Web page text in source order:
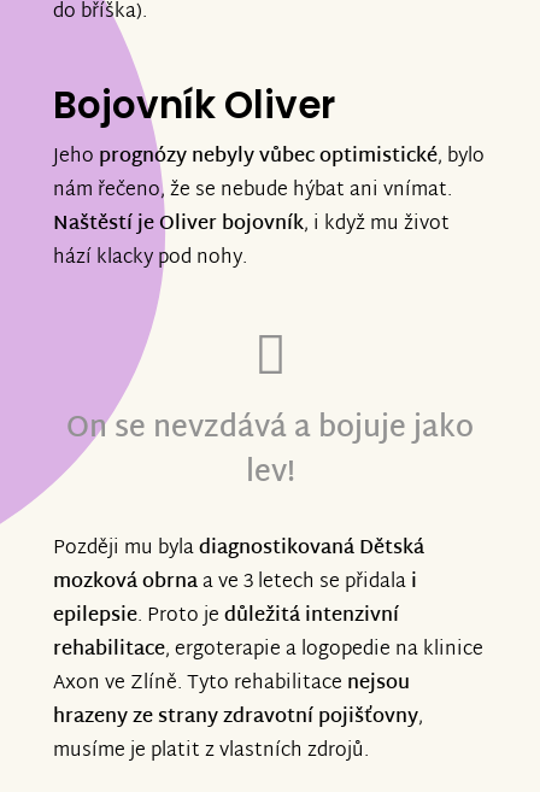
do bříška).
Bojovník Oliver
Jeho prognózy nebyly vůbec optimistické, bylo
nám řečeno, že se nebude hýbat ani vnímat.
Naštěstí je Oliver bojovník, i když mu život
hází klacky pod nohy.
On se nevzdává a bojuje jako
lev!
Později mu byladiagnostikovaná Dětská
mozková obrnaa ve 3 letech se přidalai
epilepsie. Proto jedůležitá intenzivní
rehabilitace, ergoterapie a logopedie na klinice
Axon ve Zlíně. Tyto rehabilitace nejsou
hrazeny ze strany zdravotní pojišťovny,
musíme je platit z vlastních zdrojů.